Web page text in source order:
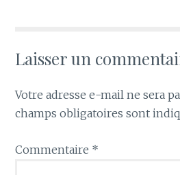
Laisser un
Votre adresse e-mail ne sera
champs obligatoires sont
Commentaire *